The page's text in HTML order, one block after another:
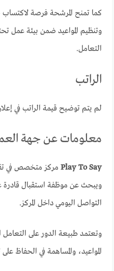
كما تمنح المرشحة فرصة لاكتساب
وتنظيم المواعيد ضمن بيئة عمل
التعامل.
الراتب
لم يتم توضيح قيمة الراتب في
معلومات عن جهة
Play To Say مركز متخصص في
ويبحث عن موظفة استقبال قادرة
التواصل اليومي داخل المركز.
وتعتمد طبيعة الدور على التعامل
المواعيد، والمساهمة في الحفاظ